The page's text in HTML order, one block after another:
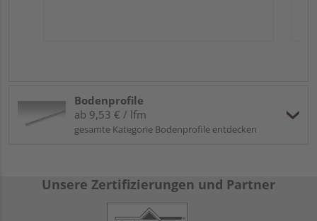
Bodenprofile
ab 9,53 € / lfm
gesamte Kategorie Bodenprofile entdecken
Unsere Zertifizierungen und Partner